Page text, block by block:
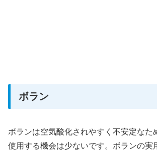
ボラン
ボランは空気酸化されやすく不安定なた
使用する機会は少ないです。ボランの実